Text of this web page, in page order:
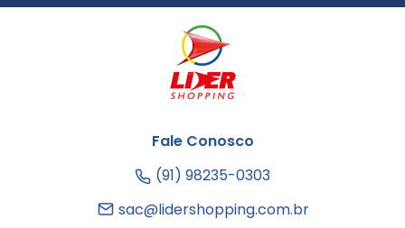
Fale Conosco
(91) 98235-0303
sac@lidershopping.com.br